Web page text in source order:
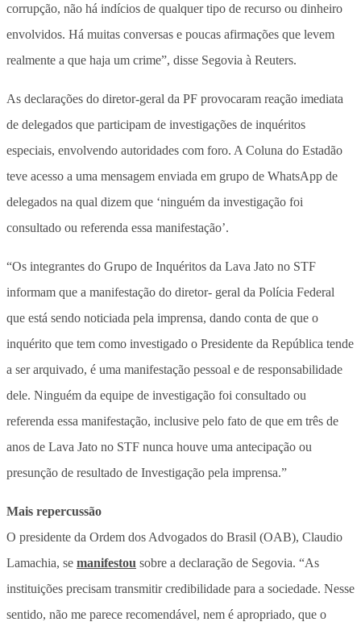
corrupção, não há indícios de qualquer tipo de recurso ou dinheiro
envolvidos. Há muitas conversas e poucas afirmações que levem
realmente a que haja um crime”, disse Segovia à Reuters.
As declarações do diretor-geral da PF provocaram reação imediata
de delegados que participam de investigações de inquéritos
especiais, envolvendo autoridades com foro. A Coluna do Estadão
teve acesso a uma mensagem enviada em grupo de WhatsApp de
delegados na qual dizem que ‘ninguém da investigação foi
consultado ou referenda essa manifestação’.
“Os integrantes do Grupo de Inquéritos da Lava Jato no STF
informam que a manifestação do diretor- geral da Polícia Federal
que está sendo noticiada pela imprensa, dando conta de que o
inquérito que tem como investigado o Presidente da República tende
a ser arquivado, é uma manifestação pessoal e de responsabilidade
dele. Ninguém da equipe de investigação foi consultado ou
referenda essa manifestação, inclusive pelo fato de que em três de
anos de Lava Jato no STF nunca houve uma antecipação ou
presunção de resultado de Investigação pela imprensa.”
Mais repercussão
O presidente da Ordem dos Advogados do Brasil (OAB), Claudio
Lamachia, se manifestou sobre a declaração de Segovia. “As
instituições precisam transmitir credibilidade para a sociedade. Nesse
sentido, não me parece recomendável, nem é apropriado, que o